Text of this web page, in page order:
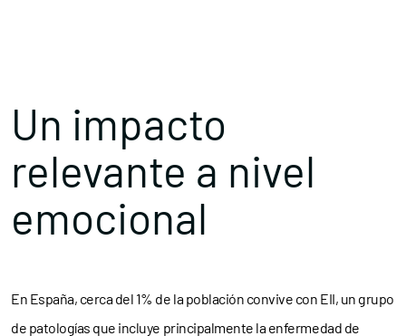
Un impacto
relevante a nivel
emocional
En España, cerca del 1% de la población convive con EII, un grupo
de patologías que incluye principalmente la enfermedad de